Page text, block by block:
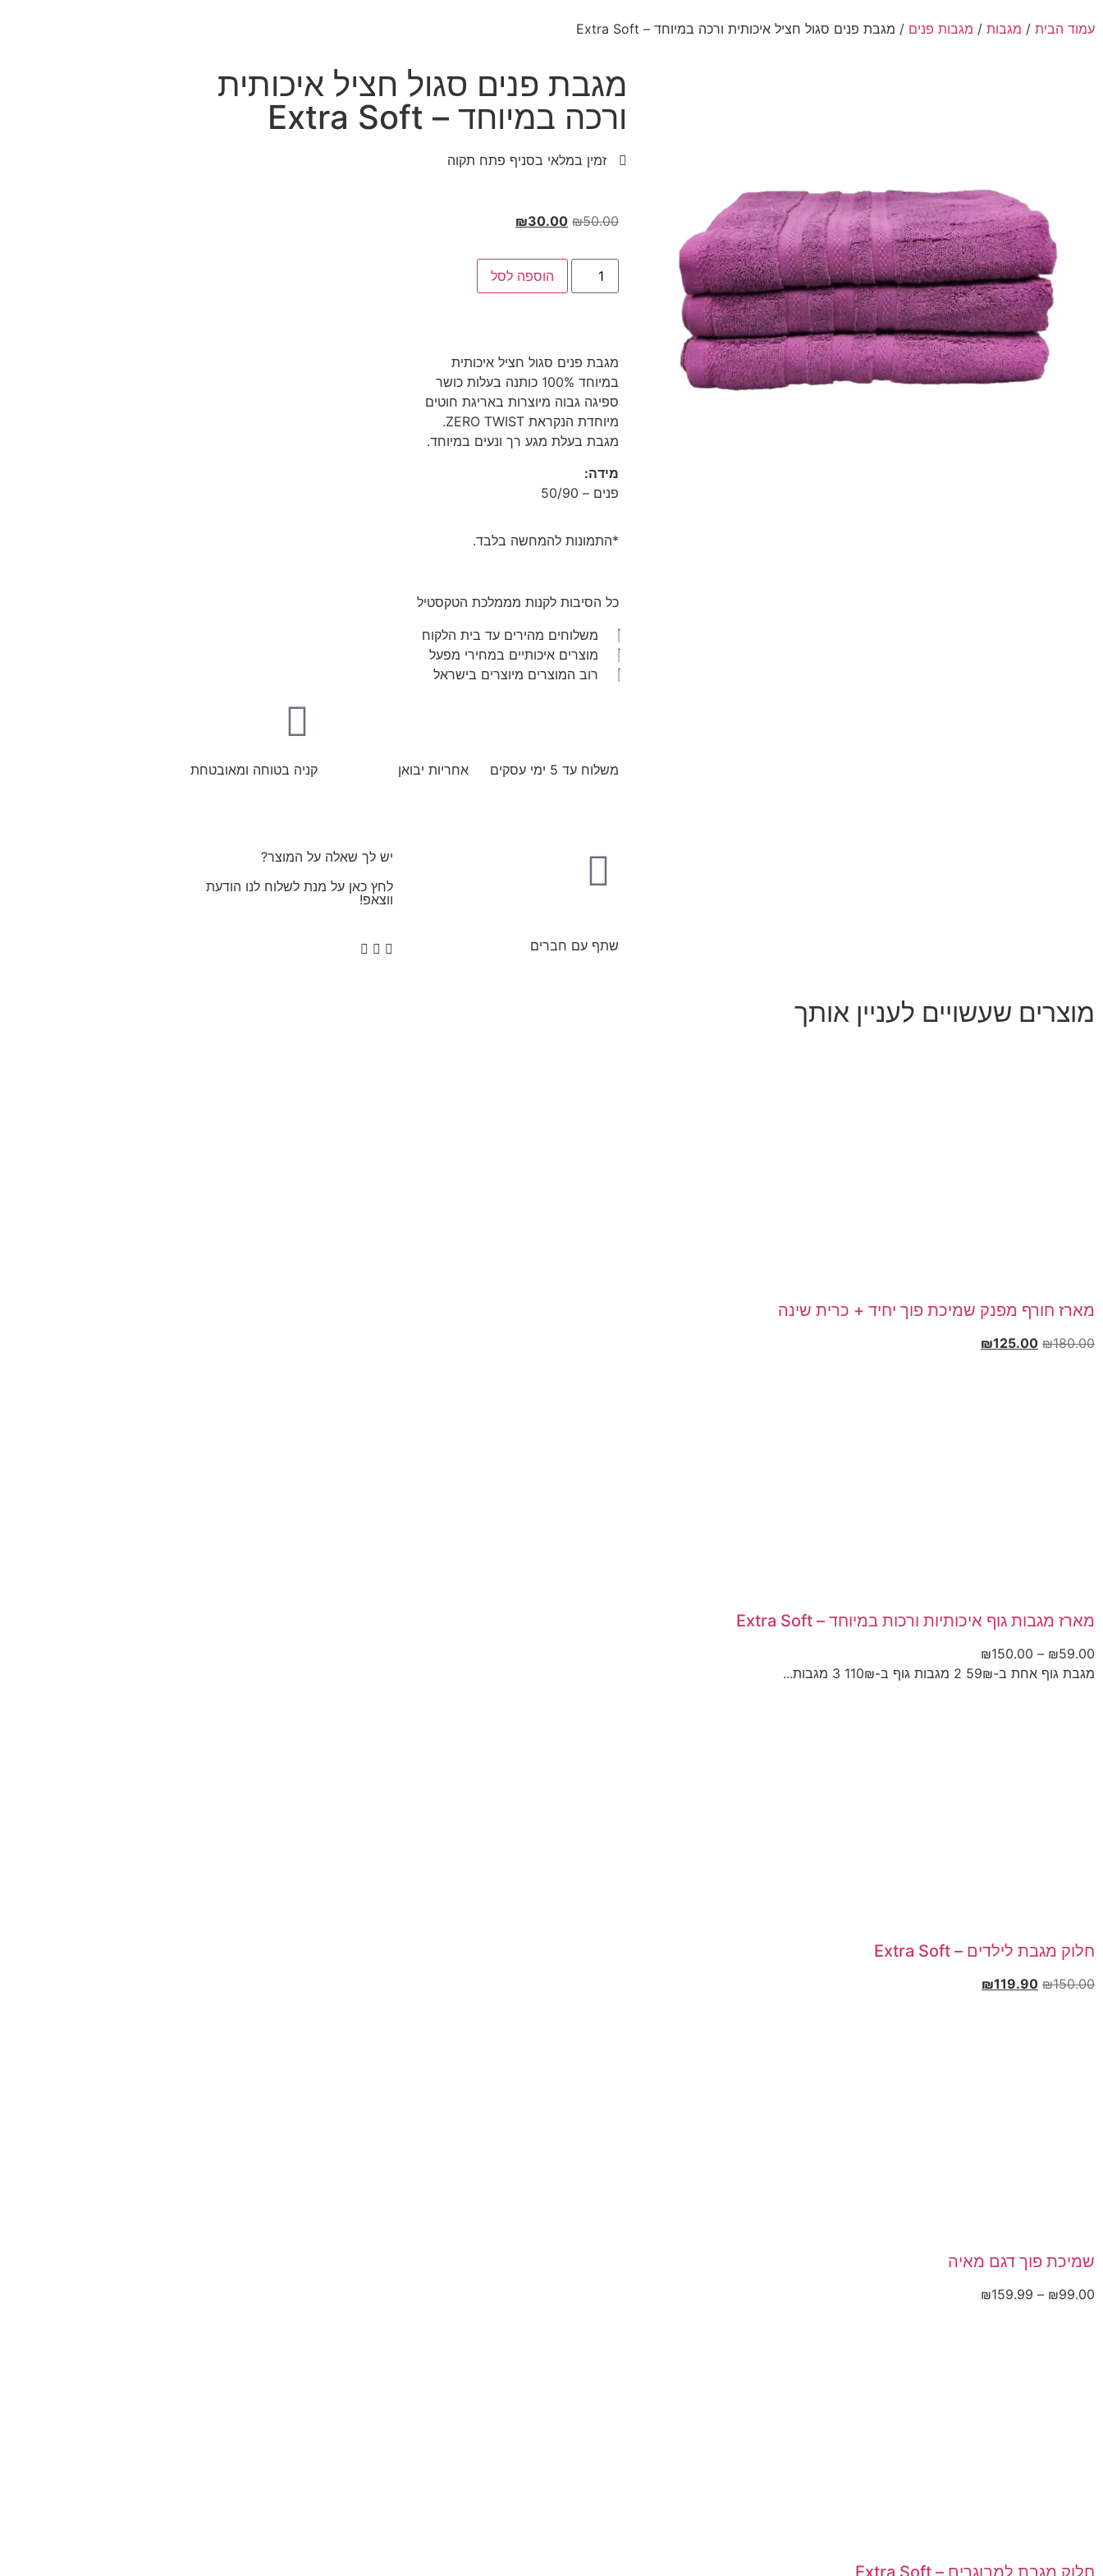
עמוד הבית / מגבות / מגבות פנים / מגבת פנים סגול חציל איכותית ורכה במיוחד – Extra Soft
מגבת פנים סגול חציל איכותית
ורכה במיוחד – Extra Soft
זמין במלאי בסניף פתח תקוה
₪50.00
₪30.00
הוספה לסל
מגבת פנים סגול חציל איכותית
במיוחד 100% כותנה בעלות כושר
ספיגה גבוה מיוצרות באריגת חוטים
מיוחדת הנקראת ZERO TWIST.
מגבת בעלת מגע רך ונעים במיוחד.
מידה:
פנים – 50/90
*התמונות להמחשה בלבד.
כל הסיבות לקנות מממלכת הטקסטיל
משלוחים מהירים עד בית הלקוח
מוצרים איכותיים במחירי מפעל
רוב המוצרים מיוצרים בישראל
משלוח עד 5 ימי עסקים אחריות יבואן קניה בטוחה ומאובטחת
יש לך שאלה על המוצר?
לחץ כאן על מנת לשלוח לנו הודעת
ווצאפ!
שתף עם חברים
מוצרים שעשויים לעניין אותך
מארז חורף מפנק שמיכת פוך יחיד + כרית שינה
₪180.00
₪125.00
מארז מגבות גוף איכותיות ורכות במיוחד – Extra Soft
₪59.00
–
₪150.00
מגבת גוף אחת ב-59₪ 2 מגבות גוף ב-110₪ 3 מגבות...
חלוק מגבת לילדים – Extra Soft
₪150.00
₪119.90
שמיכת פוך דגם מאיה
₪99.00
–
₪159.99
חלוק מגבת למבוגרים – Extra Soft